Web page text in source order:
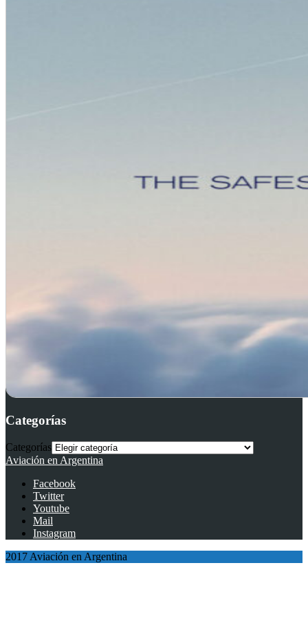
Categorías
Categorías
Aviación en Argentina
Facebook
Twitter
Youtube
Mail
Instagram
2017 Aviación en Argentina